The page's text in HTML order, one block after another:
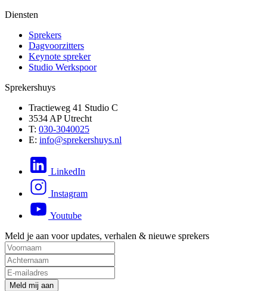
Diensten
Sprekers
Dagvoorzitters
Keynote spreker
Studio Werkspoor
Sprekershuys
Tractieweg 41 Studio C
3534 AP Utrecht
T: 030-3040025
E: info@sprekershuys.nl
LinkedIn
Instagram
Youtube
Meld je aan voor updates, verhalen & nieuwe sprekers
Me d mij aan